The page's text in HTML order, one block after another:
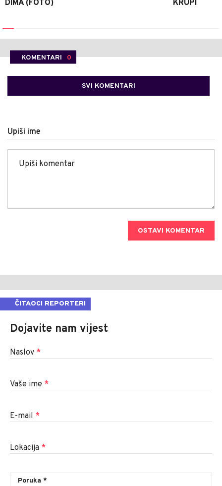
DIMA (FOTO) KRUPI
KOMENTARI 0
SVI KOMENTARI
Upiši ime
OSTAVI KOMENTAR
ČITAOCI REPORTERI
Dojavite nam vijest
Naslov *
Vaše ime *
E-mail *
Lokacija *